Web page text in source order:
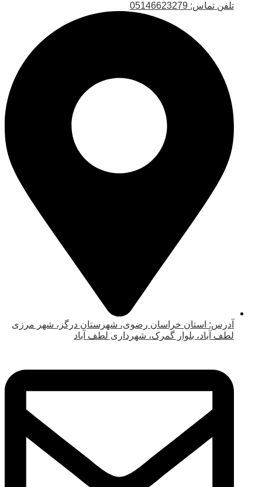
تلفن تماس: 05146623279
آدرس: استان خراسان رضوی، شهرستان درگز، شهر مرزی
لطف آباد، بلوار گمرک، شهرداری لطف آباد